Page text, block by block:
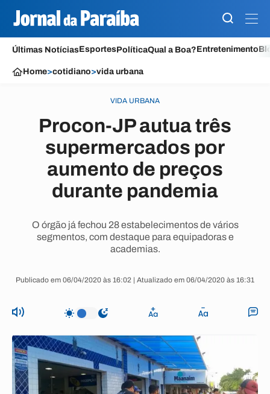
Últimas NotíciasEsportesPolíticaQual a Boa?Entretenimento
Home>cotidiano>vida urbana
VIDA URBANA
Procon-JP autua três
supermercados por
aumento de preços
durante pandemia
O órgão já fechou 28 estabelecimentos de vários
segmentos, com destaque para equipadoras e
academias.
Publicado em 06/04/2020 às 16:02 | Atualizado em 06/04/2020 às 16:31